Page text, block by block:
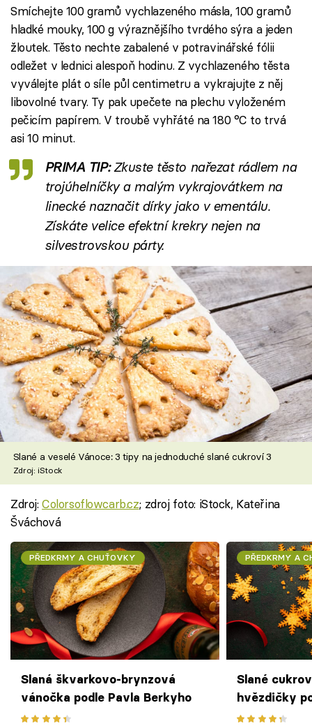
Smíchejte 100 gramů vychlazeného másla, 100 gramů
hladké mouky, 100 g výraznějšího tvrdého sýra a jeden
žloutek. Těsto nechte zabalené v potravinářské fólii
odležet v lednici alespoň hodinu. Z vychlazeného těsta
vyválejte plát o síle půl centimetru a vykrajujte z něj
libovolné tvary. Ty pak upečete na plechu vyloženém
pečicím papírem. V troubě vyhřáté na 180 °C to trvá
asi 10 minut.
PRIMA TIP:Zkuste těsto nařezat rádlem na
trojúhelníčky a malým vykrajovátkem na
linecké naznačit dírky jako v ementálu.
Získáte velice efektní krekry nejen na
silvestrovskou párty.
Slané a veselé Vánoce: 3 tipy na jednoduché slané cukroví 3
Zdroj: iStock
Zdroj:Colorsoflowcarb.cz; zdroj foto: iStock, Kateřina
Šváchová
PŘEDKRMY A CHUŤOVKY
Slaná škvarkovo-brynzová
vánočka podle Pavla Berkyho
PŘEDKRMY A
Slané
hvězdičky